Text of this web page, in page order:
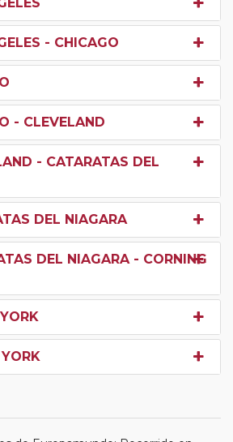
- CHICAGO
- CLEVELAND
- CATARATAS DEL
DEL NIAGARA
DEL NIAGARA - CORNING